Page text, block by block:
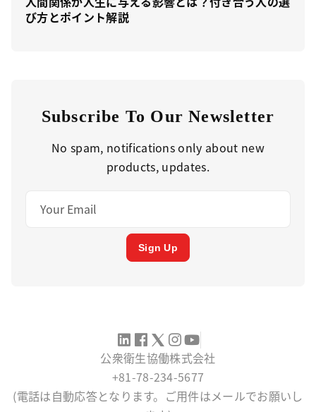
び方とポイント解説
Subscribe To Our Newsletter
No spam, notifications only about new
products, updates.
Sign Up
公衆衛生協働株式会社
+81-78-234-5677
(電話は自動応答となります。ご用件はメールでお願いし